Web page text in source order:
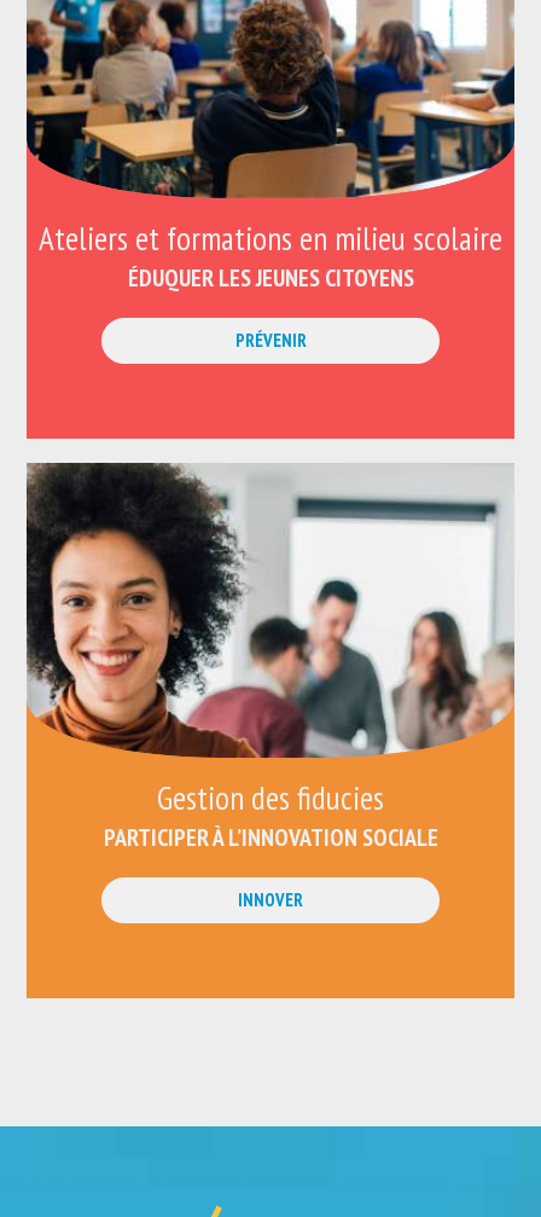
Ateliers et formations en milieu scolaire
ÉDUQUER LES JEUNES CITOYENS
PRÉVENIR
Gestion des fiducies
PARTICIPER À L’INNOVATION SOCIALE
INNOVER